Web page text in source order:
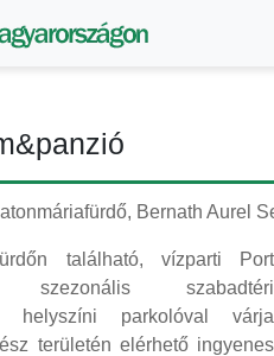
Bernath Aurel
található, vízparti Port
szezonális szabadtéri
helyszíni parkolóval várja
területén elérhető ingyenes